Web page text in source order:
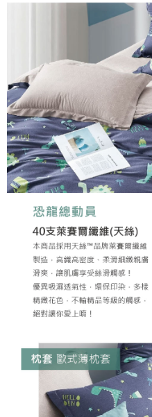
４．使用「AFTEE先享後付」時，
時審查核予不同之上限額度；若仍
５．嚴禁一人註冊多個帳號或使用
恩沛科技股份有限公司將有權停止